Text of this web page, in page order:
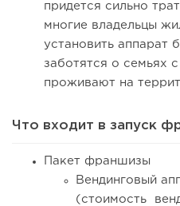
придется сильно
многие владельцы
установить аппарат
заботятся о семьях
проживают на
Что входит в запуск
Пакет франшизы
Вендинговый
(стоимость